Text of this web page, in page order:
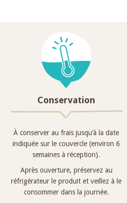
Conservation
À conserver au frais jusqu’à la date
indiquée sur le couvercle (environ 6
semaines à réception).
Après ouverture, préservez au
réfrigérateur le produit et veillez à le
consommer dans la journée.